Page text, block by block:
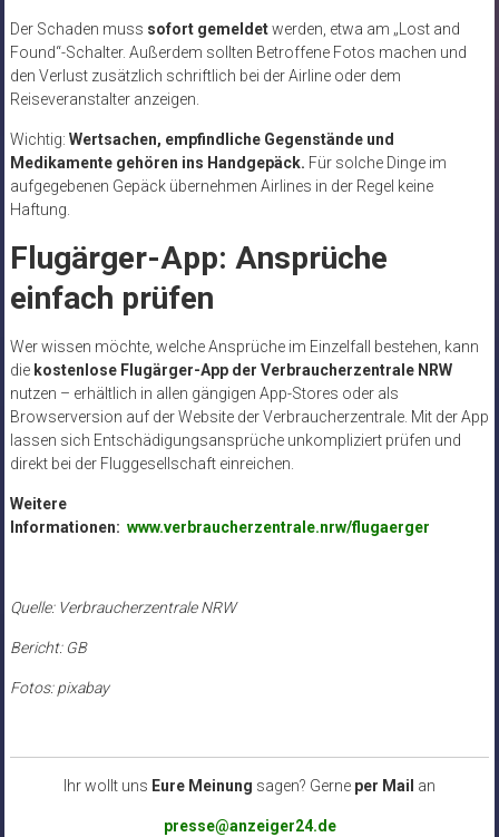
Der Schaden muss sofort gemeldetwerden, etwa am „Lost and
Found“-Schalter. Außerdem sollten Betroffene Fotos machen und
den Verlust zusätzlich schriftlich bei der Airline oder dem
Reiseveranstalter anzeigen.
Wichtig: Wertsachen, empfindliche Gegenstände und
Medikamente gehören ins Handgepäck. Für solche Dinge im
aufgegebenen Gepäck übernehmen Airlines in der Regel keine
Haftung.
Flugärger-App: Ansprüche
einfach prüfen
Wer wissen möchte, welche Ansprüche im Einzelfall bestehen, kann
die kostenlose Flugärger-App der Verbraucherzentrale NRW
nutzen – erhältlich in allen gängigen App-Stores oder als
Browserversion auf der Website der Verbraucherzentrale. Mit der App
lassen sich Entschädigungsansprüche unkompliziert prüfen und
direkt bei der Fluggesellschaft einreichen.
Weitere
Informationen: www.verbraucherzentrale.nrw/flugaerger
Quelle: Verbraucherzentrale NRW
Bericht: GB
Fotos: pixabay
Ihr wollt uns Eure Meinung sagen? Gerne per Mail an
presse@anzeiger24.de